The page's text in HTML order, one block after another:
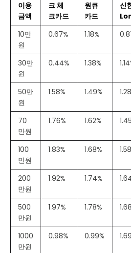
이용
금액
크 체
크카드
원큐
카드
신
10만
원
0.67% 1.18%
30만
원
0.44% 1.38%
50만
원
1.58% 1.49%
70
만원
1.76% 1.62%
100
만원
1.83% 1.68%
200
만원
1.92% 1.74%
500
만원
1.97% 1.78%
1000
만원
0.98% 0.99%